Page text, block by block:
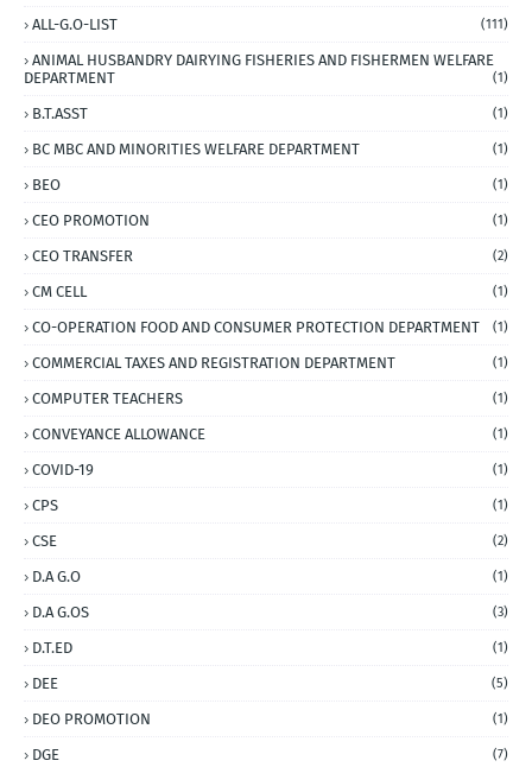
ALL-G.O-LIST (111)
ANIMAL HUSBANDRY DAIRYING FISHERIES AND FISHERMEN WELFARE
DEPARTMENT
(1)
B.T.ASST (1)
BC MBC AND MINORITIES WELFARE DEPARTMENT (1)
BEO (1)
CEO PROMOTION (1)
CEO TRANSFER (2)
CM CELL (1)
CO-OPERATION FOOD AND CONSUMER PROTECTION DEPARTMENT (1)
COMMERCIAL TAXES AND REGISTRATION DEPARTMENT (1)
COMPUTER TEACHERS (1)
CONVEYANCE ALLOWANCE (1)
COVID-19 (1)
CPS (1)
CSE (2)
D.A G.O (1)
D.A G.OS (3)
D.T.ED (1)
DEE (5)
DEO PROMOTION (1)
DGE (7)